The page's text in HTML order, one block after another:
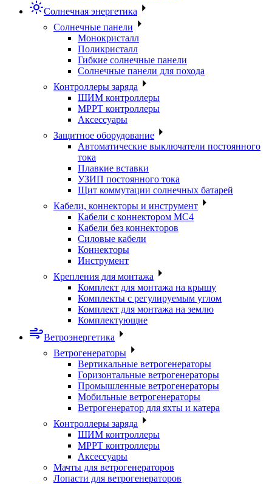
Солнечная энергетика
Солнечные панели
Монокристалл
Поликристалл
Гибкие солнечные панели
Солнечные панели для похода
Контроллеры заряда
ШИМ контроллеры
МРРТ контроллеры
Аксессуары
Защитное оборудование
Автоматические выключатели постоянного
тока
Плавкие вставки
УЗИП постоянного тока
Щит коммутации солнечных батарей
Кабели, коннекторы и инструмент
Кабели с коннектором МС4
Кабели без коннекторов
Силовые кабели
Коннекторы
Инструмент
Крепления для монтажа
Комплект для монтажа на крышу
Комплекты с регулируемым углом
Комплект для монтажа на землю
Комплектующие
Ветроэнергетика
Ветрогенераторы
Вертикальные ветрогенераторы
Горизонтальные ветрогенераторы
Промышленные ветрогенераторы
Мобильные ветрогенераторы
Ветрогенератор для яхты и катера
Контроллеры заряда
ШИМ контроллеры
МРРТ контроллеры
Аксессуары
Мачты для ветрогенераторов
Лопасти для ветрогенераторов